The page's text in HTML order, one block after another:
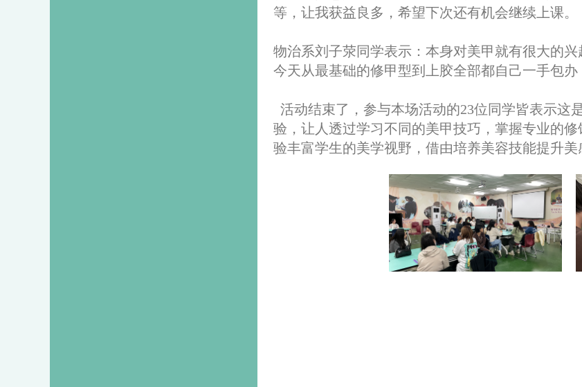
等，让我获益良多，希望下次还有机会继续上课。
物治系刘子荥同学表示：本身对美甲就有很大的
今天从最基础的修甲型到上胶全部都自己一手包办
活动结束了，参与本场活动的23位同学皆表示这
验，让人透过学习不同的美甲技巧，掌握专业的
验丰富学生的美学视野，借由培养美容技能提升美